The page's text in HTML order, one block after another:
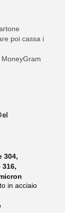
poi cassa i
304,
316,
in acciaio